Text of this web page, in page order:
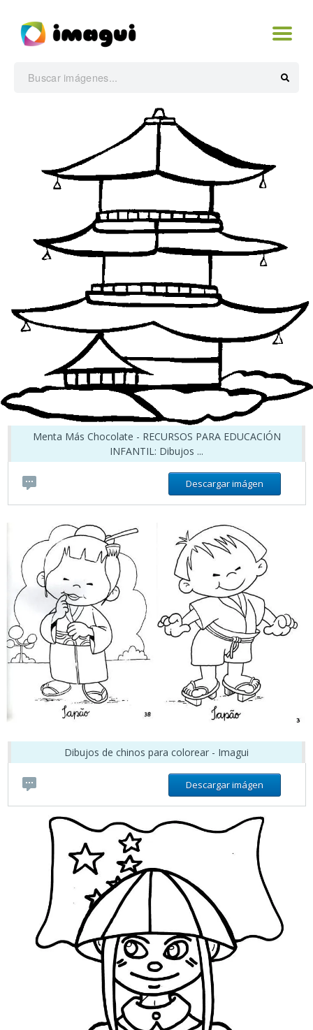
Menta Más Chocolate - RECURSOS PARA EDUCACIÓN
INFANTIL: Dibujos ...
Descargar imágen
Dibujos de chinos para colorear - Imagui
Descargar imágen